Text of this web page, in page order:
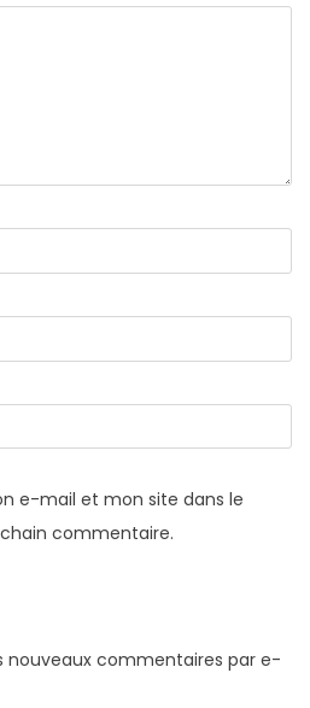
e-mail et mon site dans le
commentaire.
nouveaux commentaires par e-